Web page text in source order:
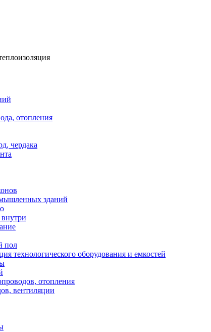
отопления
чердака
зданий
пол
технологического оборудования и емкостей
отопления
вентиляции